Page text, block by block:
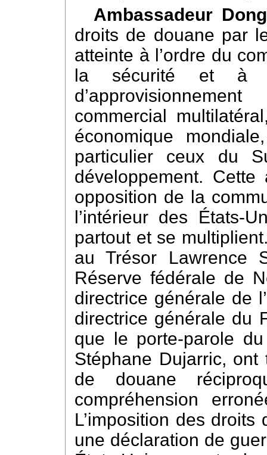
Ambassadeur Dong
droits de douane par
atteinte à l’ordre du
la sécurité et à
commercial
économique
particulier ceux du
développement.
opposition de la
l’intérieur des États-
partout et se
au Trésor Lawrence
Réserve fédérale de
directrice générale de
directrice générale du
que le porte-parole
Stéphane Dujarric,
de douane
compréhension
L’imposition des
une déclaration de